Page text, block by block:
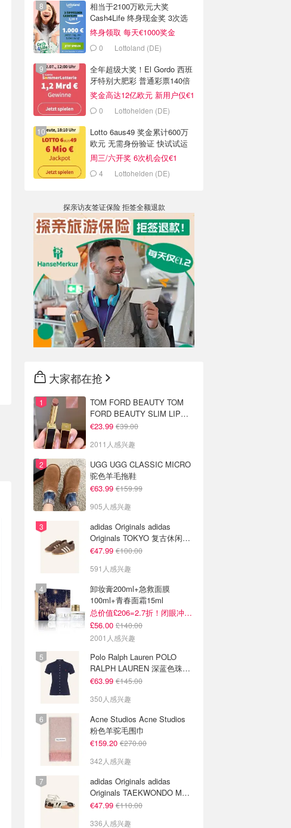
相当于2100万欧元大奖
Cash4Life 终身现金奖 3次选
号仅€2.5
终身领取 每天€1000奖金
0 Lottoland (DE)
全年超级大奖！El Gordo 西班
牙特别大肥彩 普通彩票140倍
中奖率
奖金高达12亿欧元 新用户仅€1
试试0 Lottohelden (DE)
Lotto 6aus49 奖金累计600万
欧元 无需身份验证 快试试运
气
周三/六开奖 6次机会仅€1
4 Lottohelden (DE)
探亲访友签证保险 拒签全额退款
大家都在抢
TOM FORD BEAUTY TOM
FORD BEAUTY SLIM LIP
COLOR SHINE 口红 open
€23.99 €39.00
2011人感兴趣
UGG UGG CLASSIC MICRO
驼色羊毛拖鞋
€63.99 €159.99
905人感兴趣
adidas Originals adidas
Originals TOKYO 复古休闲鞋
深棕色
€47.99 €100.00
591人感兴趣
卸妆膏200ml+急救面膜
100ml+青春面霜15ml
总价值£206=2.7折！闭眼冲这套！
£56.00 £140.00
2001人感兴趣
Polo Ralph Lauren POLO
RALPH LAUREN 深蓝色珠地
布 Polo衫
€63.99 €145.00
350人感兴趣
Acne Studios Acne Studios
粉色羊驼毛围巾
€159.20 €270.00
342人感兴趣
adidas Originals adidas
Originals TAEKWONDO MEI
芭蕾鞋 棕色米色
€47.99 €110.00
336人感兴趣